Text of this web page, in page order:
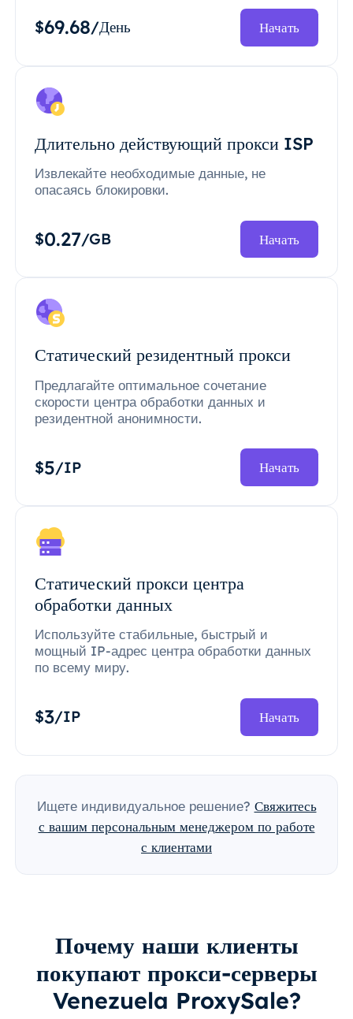
$69.68/День Начать
Длительно действующий прокси ISP
Извлекайте необходимые данные, не
опасаясь блокировки.
$0.27/GB Начать
Статический резидентный прокси
Предлагайте оптимальное сочетание
скорости центра обработки данных и
резидентной анонимности.
$5/IP Начать
Статический прокси центра
обработки данных
Используйте стабильные, быстрый и
мощный IP-адрес центра обработки данных
по всему миру.
$3/IP Начать
Ищете индивидуальное решение? Свяжитесь
с вашим персональным менеджером по работе
с клиентами
Почему наши клиенты
покупают прокси-серверы
Venezuela ProxySale?